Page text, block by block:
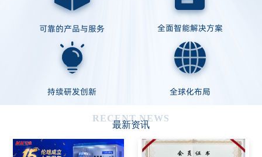
可靠的产品与服务 全面智能解决方案
持续研发创新 全球化布局
RECENT NEWS
最新资讯